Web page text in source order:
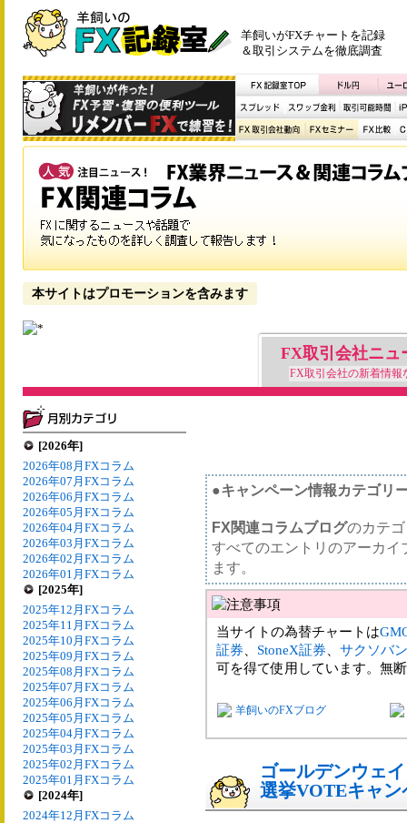
羊飼いがFXチャートを記録
＆取引システムを徹底調査
本サイトはプロモーションを含みます
FX取引会社ニュ
FX取引会社の新着情報
[2026年]
2026年08月FXコラム
2026年07月FXコラム
2026年06月FXコラム
2026年05月FXコラム
2026年04月FXコラム
2026年03月FXコラム
2026年02月FXコラム
2026年01月FXコラム
[2025年]
2025年12月FXコラム
2025年11月FXコラム
2025年10月FXコラム
2025年09月FXコラム
2025年08月FXコラム
2025年07月FXコラム
2025年06月FXコラム
2025年05月FXコラム
2025年04月FXコラム
2025年03月FXコラム
2025年02月FXコラム
2025年01月FXコラム
[2024年]
2024年12月FXコラム
●キャンペーン情報カテゴリ
FX関連コラムブログのカテ
すべてのエントリのアーカ
ます。
当サイトの為替チャートは
証券
StoneX証券
サクソバ
可を得て使用しています。無
羊飼いのFXブログ
ゴールデンウェ
選挙VOTEキャン